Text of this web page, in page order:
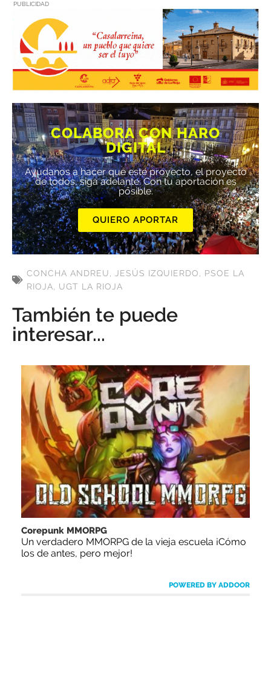
PUBLICIDAD
COLABORA CON HARO
DIGITAL
Ayúdanos a hacer que este proyecto, el proyecto
de todos, siga adelante. Con tu aportación es
posible.
QUIERO APORTAR
CONCHA ANDREU, JESÚS IZQUIERDO, PSOE LA
RIOJA, UGT LA RIOJA
También te puede
interesar...
Corepunk MMORPG
Un verdadero MMORPG de la vieja escuela ¡Cómo
los de antes, pero mejor!
POWERED BY ADDOOR